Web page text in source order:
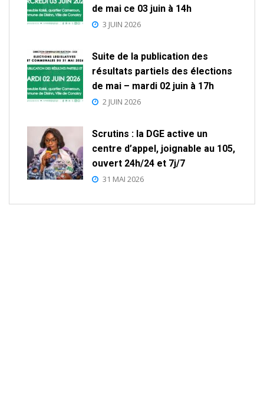
de mai ce 03 juin à 14h
3 JUIN 2026
Suite de la publication des
résultats partiels des élections
de mai – mardi 02 juin à 17h
2 JUIN 2026
Scrutins : la DGE active un
centre d’appel, joignable au 105,
ouvert 24h/24 et 7j/7
31 MAI 2026